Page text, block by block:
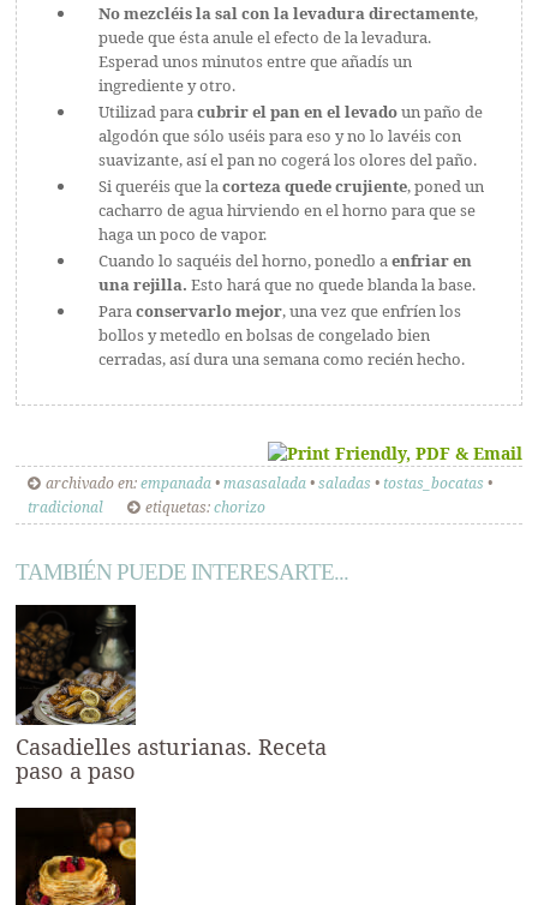
No mezcléis la sal con la levadura directamente,
puede que ésta anule el efecto de la levadura.
Esperad unos minutos entre que añadís un
ingrediente y otro.
Utilizad paracubrir el pan en el levadoun paño de
algodón que sólo uséis para eso y no lo lavéis con
suavizante, así el pan no cogerá los olores del paño.
Si queréis que lacorteza quede crujiente, poned un
cacharro de agua hirviendo en el horno para que se
haga un poco de vapor.
Cuando lo saquéis del horno, ponedlo aenfriar en
una rejilla. Esto hará que no quede blanda la base.
Paraconservarlo mejor, una vez que enfríen los
bollos y metedlo en bolsas de congelado bien
cerradas, así dura una semana como recién hecho.
archivado en:empanada•masasalada•saladas • tostas_bocatas •
tradicional
etiquetas:chorizo
TAMBIÉN PUEDE INTERESARTE...
Casadielles asturianas. Receta
paso a paso